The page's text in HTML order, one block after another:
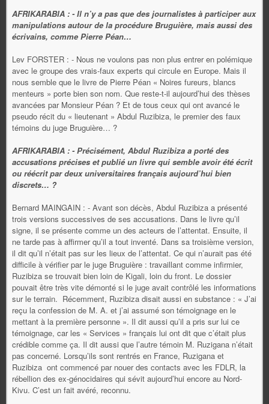
AFRIKARABIA : - Il n’y a pas que des journalistes à participer aux
manipulations autour de la procédure Bruguière, mais aussi des
écrivains, comme Pierre Péan…
Lev FORSTER : - Nous ne voulons pas non plus entrer en polémique
avec le groupe des vrais-faux experts qui circule en Europe. Mais il
nous semble que le livre de Pierre Péan « Noires fureurs, blancs
menteurs » porte bien son nom. Que reste-t-il aujourd’hui des thèses
avancées par Monsieur Péan ? Et de tous ceux qui ont avancé le
pseudo récit du « lieutenant » Abdul Ruzibiza, le premier des faux
témoins du juge Bruguière… ?
AFRIKARABIA : - Précisément, Abdul Ruzibiza a porté des
accusations précises et publié un livre qui semble avoir été écrit
ou réécrit par deux universitaires français aujourd’hui bien
discrets… ?
Bernard MAINGAIN : - Avant son décès, Abdul Ruzibiza a présenté
trois versions successives de ses accusations. Dans le livre qu’il
signe, il se présente comme un des acteurs de l’attentat. Ensuite, il
ne tarde pas à affirmer qu’il a tout inventé. Dans sa troisième version,
il dit qu’il n’était pas sur les lieux de l’attentat. Ce qui n’aurait pas été
difficile à vérifier par le juge Bruguière : travaillant comme infirmier,
Ruzibiza se trouvait bien loin de Kigali, loin du front. Le dossier
pouvait être très vite démonté si le juge avait contrôlé les informations
sur le terrain. Récemment, Ruzibiza disait aussi en substance : « J’ai
reçu la confession de M. A. et j’ai assumé son témoignage en le
mettant à la première personne ». Il dit aussi qu’il a pris sur lui ce
témoignage, car les « Services » français lui ont dit que c’était plus
crédible comme ça. Il dit aussi que l’autre témoin M. Ruzigana n’était
pas concerné. Lorsqu’ils sont rentrés en France, Ruzigana et
Ruzibiza ont commencé par nouer des contacts avec les FDLR, la
rébellion des ex-génocidaires qui sévit aujourd’hui encore au Nord-
Kivu. C’est un fait avéré, reconnu.